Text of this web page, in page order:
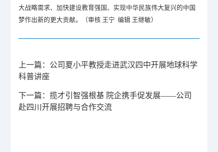
大战略需求、加快建设教育强国、实现中华民族伟大复兴的中国
梦作出新的更大贡献。（审核 王宁 编辑 王继敏）
上一篇： 公司夏小平教授走进武汉四中开展地球科学
科普讲座
下一篇：揽才引智强根基 院企携手促发展——公司
赴四川开展招聘与合作交流